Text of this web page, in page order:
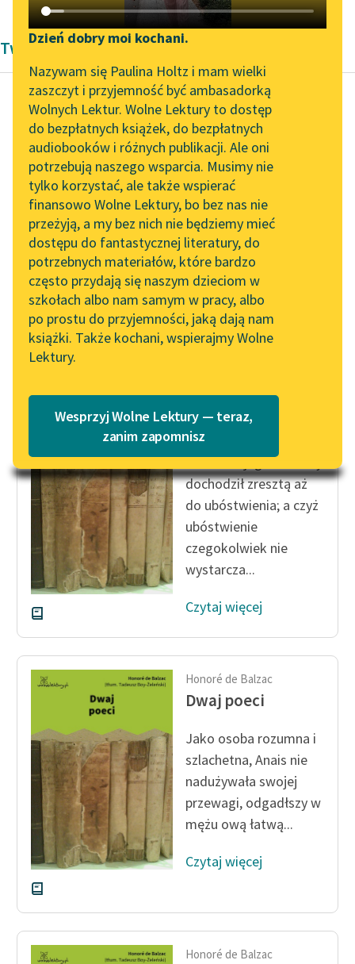
Katalog DAISY
Podkasty o książkach
Zgłoś brak utworu
Aktualności
„Prokurator Alicja Horn”
do słuchania
Byliśmy częścią AI Impact
Lab
Zapraszamy na spotkanie
online z tłumaczkami
literatury skandynawskiej
Spotkanie z Katarzyną
Tunkiel w Oslo
102. lata temu zmarł
Joseph Conrad
Lektury szkolne i klasyka
literatury do słuchania dla
uczennic i uczniów z
niepełnosprawnościami
E-kolekcja lektur
szkolnych i literatury do
słuchania dla uczennic i
uczniów z
niepełnosprawnościami
Feministyczne inspiracje.
skandynawskiej literatury
feministycznej
Ręce pełne poezji
Kolekcje edukacyjne
twórców przechodzących
do domeny publicznej,
lektur szkolnych oraz
Starego Testamentu
Odkurzamy bohaterów
Szkoła Poezji Wolnych
Lektur
Narzędzia
Mapa Wolnych Lektur
Leśmianator
Przewodnik dla piszących i
czytających
API
OAI-PMH
Widget Wolnych Lektur
Przypisy
Katalog w formacie PDF
O nas
Dzień dobry moi kochani.
Nazywam się Paulina Holtz i mam wielki
zaszczyt i przyjemność być ambasadorką
Wolnych Lektur. Wolne Lektury to dostęp
do bezpłatnych książek, do bezpłatnych
audiobooków i różnych publikacji. Ale oni
potrzebują naszego wsparcia. Musimy nie
tylko korzystać, ale także wspierać
finansowo Wolne Lektury, bo bez nas nie
przeżyją, a my bez nich nie będziemy mieć
dostępu do fantastycznej literatury, do
potrzebnych materiałów, które bardzo
często przydają się naszym dzieciom w
szkołach albo nam samym w pracy, albo
po prostu do przyjemności, jaką dają nam
książki. Także kochani, wspierajmy Wolne
Lektury.
Wesprzyj Wolne Lektury — teraz,
zanim zapomnisz
Twórczość Romantyzm
Hans Christian Andersen
U króla Olch
Hu, ha! Wszyscy z
miejsc wstali,
rozpoczął się taniec.
Córki królewskie
tańczyły najpierwsze.
Bo i...
Czytaj więcej
Dwaj poeci
Szacunek jego dla żony
dochodził zresztą aż
do ubóstwienia; a czyż
ubóstwienie
czegokolwiek nie
wystarcza...
Czytaj więcej
Honoré de Balzac
Dwaj poeci
Jako osoba rozumna i
szlachetna, Anais nie
nadużywała swojej
przewagi, odgadłszy w
mężu ową łatwą...
Czytaj więcej
Honoré de Balzac